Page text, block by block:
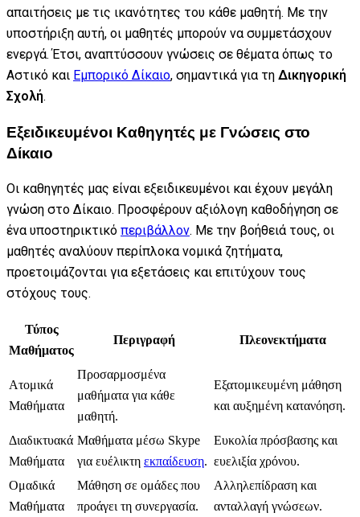
απαιτήσεις με τις ικανότητες του κάθε μαθητή. Με την
υποστήριξη αυτή, οι μαθητές μπορούν να συμμετάσχουν
ενεργά. Έτσι, αναπτύσσουν γνώσεις σε θέματα όπως το
Αστικό και Εμπορικό Δίκαιο, σημαντικά για τη Δικηγορική
Σχολή.
Εξειδικευμένοι Καθηγητές με Γνώσεις στο
Δίκαιο
Οι καθηγητές μας είναι εξειδικευμένοι και έχουν μεγάλη
γνώση στο Δίκαιο. Προσφέρουν αξιόλογη καθοδήγηση σε
ένα υποστηρικτικό περιβάλλον. Με την βοήθειά τους, οι
μαθητές αναλύουν περίπλοκα νομικά ζητήματα,
προετοιμάζονται για εξετάσεις και επιτύχουν τους
στόχους τους.
Τύπος
Μαθήματος
Περιγραφή Πλεονεκτήματα
Ατομικά
Μαθήματα
Προσαρμοσμένα
μαθήματα για κάθε
μαθητή.
Εξατομικευμένη μάθηση
και αυξημένη κατανόηση.
Διαδικτυακά
Μαθήματα
Μαθήματα μέσω Skype
για ευέλικτη εκπαίδευση.
Ευκολία πρόσβασης και
ευελιξία χρόνου.
Ομαδικά
Μαθήματα
Μάθηση σε ομάδες που
προάγει τη συνεργασία.
Αλληλεπίδραση και
ανταλλαγή γνώσεων.